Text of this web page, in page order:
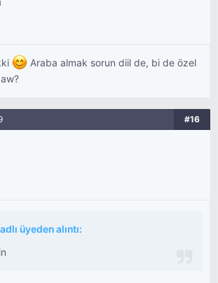
Araba almak sorun diil de, bi de özel
#16
üyeden alıntı: